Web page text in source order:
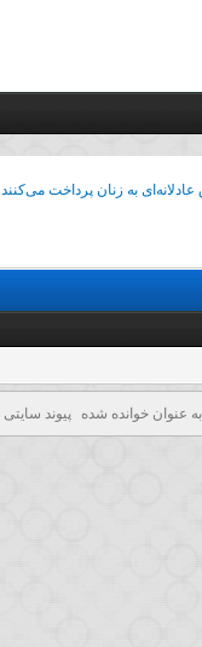
به زنان پرداخت می‌کنند
عنوان خوانده شده پیوند سایتی RSS